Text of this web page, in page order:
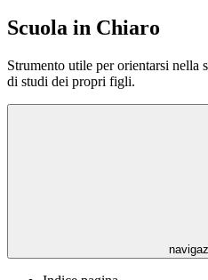
Scuola in Chiaro
Strumento utile per orientarsi nella
di studi dei propri figli.